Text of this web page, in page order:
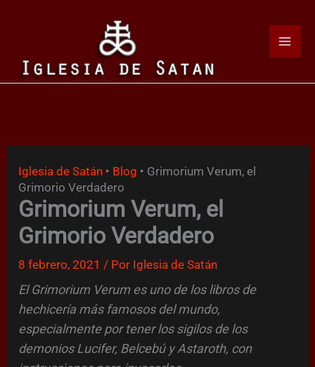
Iglesia de Satán ‣ Blog ‣ Grimorium Verum, el
Grimorio Verdadero
Grimorium Verum, el
Grimorio Verdadero
8 febrero, 2021 / Por Iglesia de Satán
El Grimorium Verum es uno de los libros de
hechicería más famosos del mundo,
especialmente por tener los sigilos de los
demonios Lucifer, Belcebú y Astaroth, con